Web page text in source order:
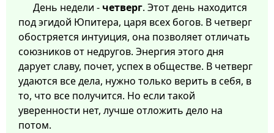
День недели - четверг. Этот день находится
под эгидой Юпитера, царя всех богов. В четверг
обостряется интуиция, она позволяет отличать
союзников от недругов. Энергия этого дня
дарует славу, почет, успех в обществе. В четверг
удаются все дела, нужно только верить в себя, в
то, что все получится. Но если такой
уверенности нет, лучше отложить дело на
потом.